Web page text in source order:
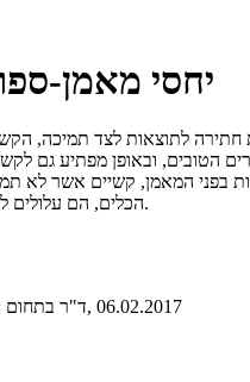
יחסי מאמן-
לתוצאות לצד תמיכה,
הטובים, ובאופן מפתיע גם
בפני המאמן, קשיים אשר
הכלים, הם עלולים לגרום לתחושת אי נוחות אצל הספורטאי בדיעבד, מאידך.
, ד"ר בתחום, 06.02.2017